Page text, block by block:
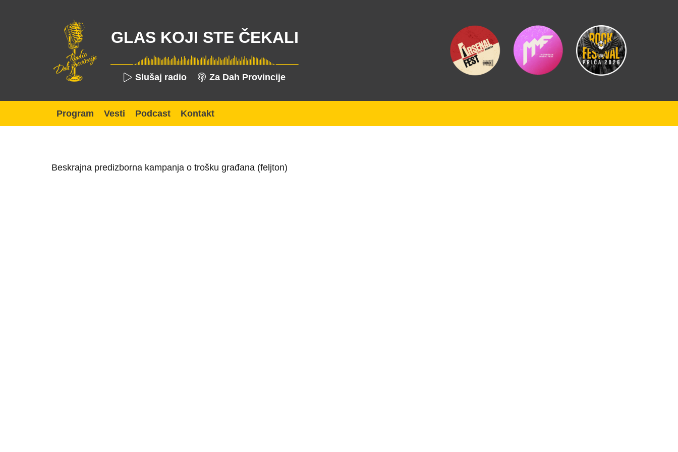
GLAS KOJI STE ČEKALI
Slušaj radio Za Dah Provincije
Program Vesti Podcast Kontakt
Beskrajna predizborna kampanja o trošku građana (feljton)